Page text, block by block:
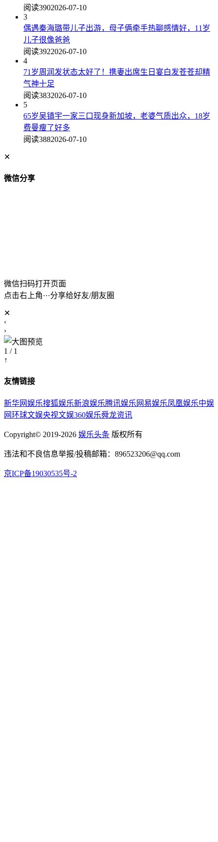
阅读3902026-07-10
3
偶遇秦海璐带儿子出游，母子俩牵手热聊感情好，11岁
儿子很像爸爸
阅读3922026-07-10
4
71岁周润发状态太好了！携妻出席生日宴白发苍苍却精
气神十足
阅读3832026-07-10
5
65岁吴镇宇一家三口现身新加坡，老婆气质出众，18岁
费曼瘦了好多
阅读3882026-07-10
✕
微信分享
微信扫码打开页面
点击右上角···分享给好友/朋友圈
✕
‹
›
1 / 1
↑
友情链接
新华网娱乐搜狐娱乐新浪娱乐腾讯娱乐 网易娱乐凤凰娱乐中娱
网环球文娱央视文娱360娱乐舜龙资讯
Copyright© 2019-2026 娱乐头条 版权所有
违法和不良信息举报/投稿邮箱：896523206@qq.com
京ICP备19030535号-2